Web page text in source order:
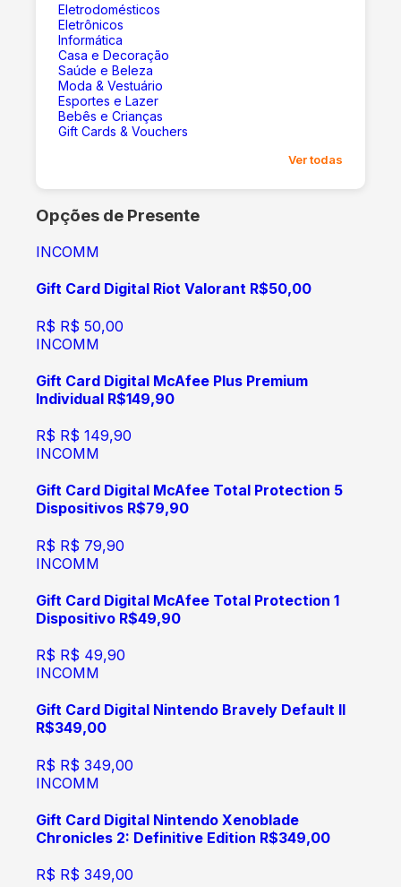
Eletrodomésticos
Eletrônicos
Informática
Casa e Decoração
Saúde e Beleza
Moda & Vestuário
Esportes e Lazer
Bebês e Crianças
Gift Cards & Vouchers
Ver todas
Opções de Presente
INCOMM
Gift Card Digital Riot Valorant R$50,00
R$ R$ 50,00
INCOMM
Gift Card Digital McAfee Plus Premium
Individual R$149,90
R$ R$ 149,90
INCOMM
Gift Card Digital McAfee Total Protection 5
Dispositivos R$79,90
R$ R$ 79,90
INCOMM
Gift Card Digital McAfee Total Protection 1
Dispositivo R$49,90
R$ R$ 49,90
INCOMM
Gift Card Digital Nintendo Bravely Default II
R$349,00
R$ R$ 349,00
INCOMM
Gift Card Digital Nintendo Xenoblade
Chronicles 2: Definitive Edition R$349,00
R$ R$ 349,00